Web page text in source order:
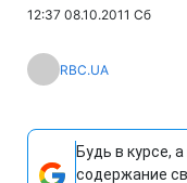
12:37 08.10.2011 Сб
RBC.UA
Будь в курсе,
содержание